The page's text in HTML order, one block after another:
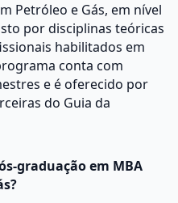
Petróleo e Gás, em nível
por disciplinas teóricas
habilitados em
conta com
e é oferecido por
do Guia da
graduação em MBA